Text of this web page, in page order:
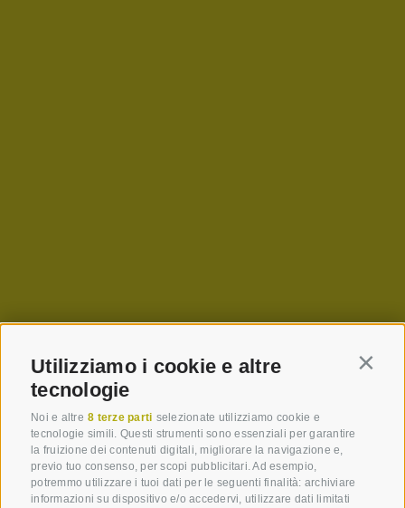
Utilizziamo i cookie e altre
tecnologie
Noi e altre 8 terze parti selezionate utilizziamo cookie e
tecnologie simili. Questi strumenti sono essenziali per garantire
la fruizione dei contenuti digitali, migliorare la navigazione e,
previo tuo consenso, per scopi pubblicitari. Ad esempio,
potremmo utilizzare i tuoi dati per le seguenti finalità: archiviare
informazioni su dispositivo e/o accedervi, utilizzare dati limitati